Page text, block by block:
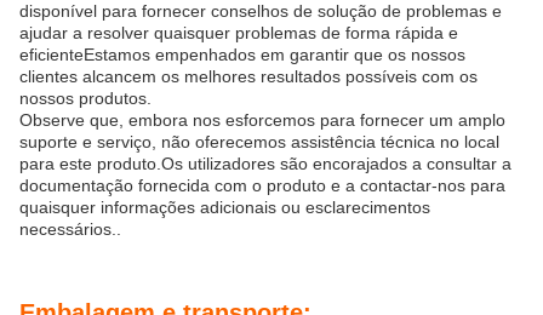
disponível para fornecer conselhos de solução de problemas e
ajudar a resolver quaisquer problemas de forma rápida e
eficienteEstamos empenhados em garantir que os nossos
clientes alcancem os melhores resultados possíveis com os
nossos produtos.
Observe que, embora nos esforcemos para fornecer um amplo
suporte e serviço, não oferecemos assistência técnica no local
para este produto.Os utilizadores são encorajados a consultar a
documentação fornecida com o produto e a contactar-nos para
quaisquer informações adicionais ou esclarecimentos
necessários..